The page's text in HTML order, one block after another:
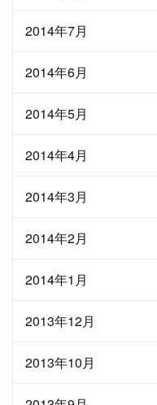
2014年7月
2014年6月
2014年5月
2014年4月
2014年3月
2014年2月
2014年1月
2013年12月
2013年10月